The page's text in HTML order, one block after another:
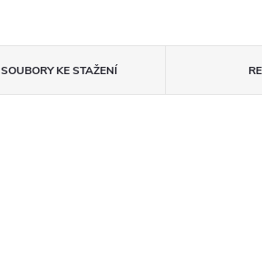
SOUBORY KE STAŽENÍ